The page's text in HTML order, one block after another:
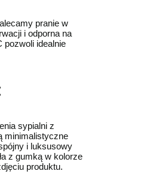
pranie w
i odporna na
pozwoli idealnie
sypialni z
minimalistyczne
i luksusowy
z gumką w kolorze
produktu.